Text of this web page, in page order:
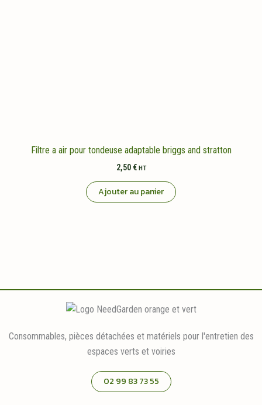
Filtre a air pour tondeuse adaptable briggs and stratton
2,50 € HT
Ajouter au panier
Consommables, pièces détachées et matériels pour l'entretien des
espaces verts et voiries
02 99 83 73 55